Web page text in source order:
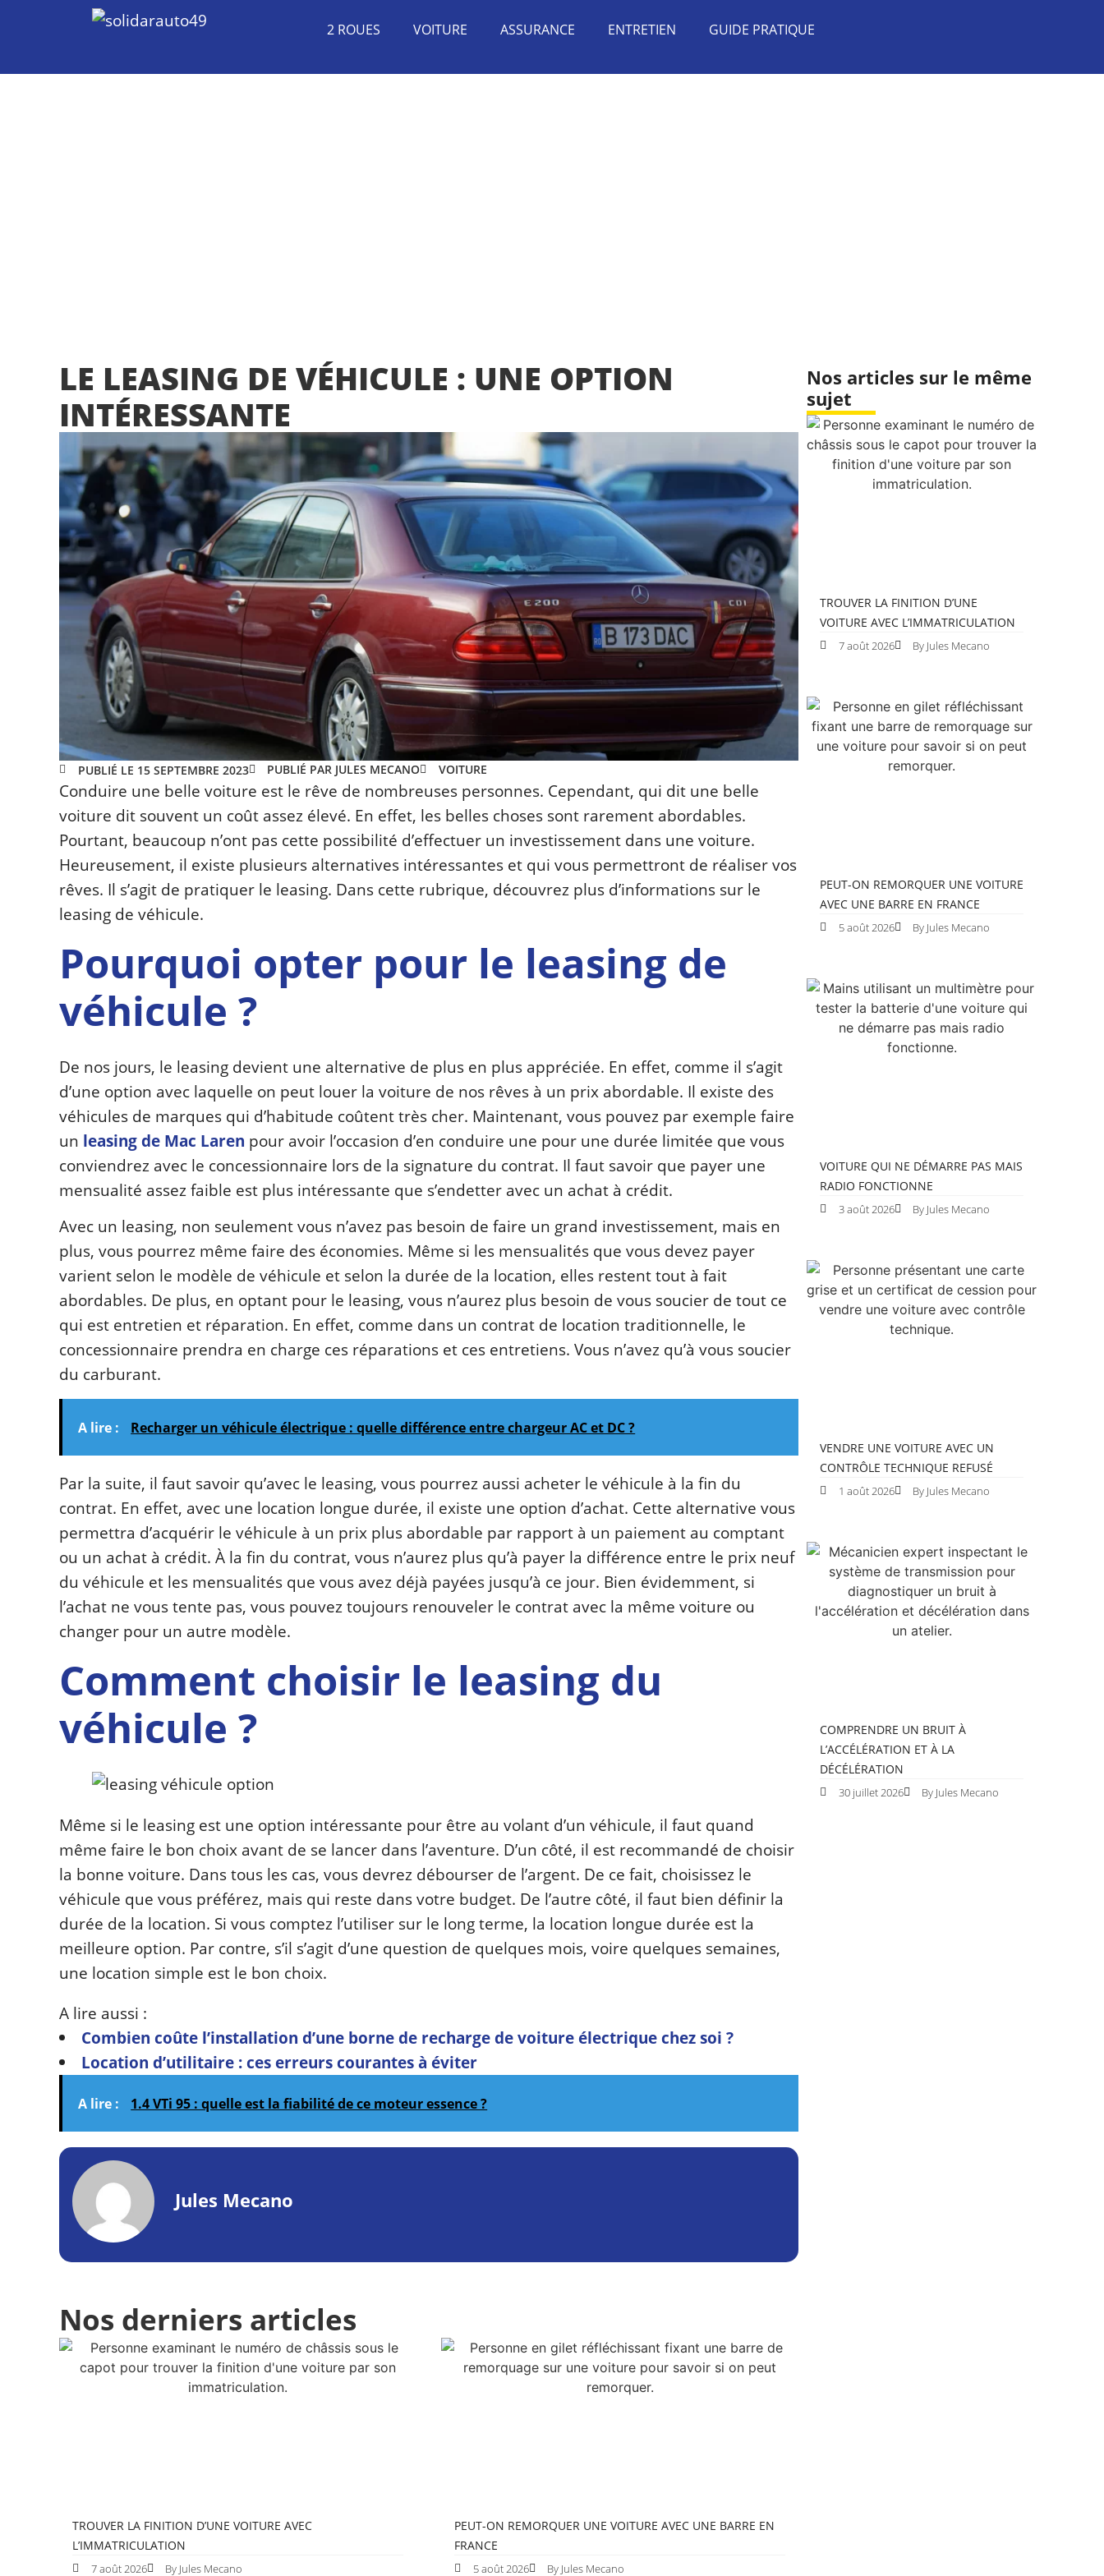
2 ROUES VOITURE ASSURANCE ENTRETIEN GUIDE PRATIQUE
LE LEASING DE VÉHICULE : UNE OPTION
INTÉRESSANTE
PUBLIÉ LE 15 SEPTEMBRE 2023 PUBLIÉ PAR JULES MECANO VOITURE
Conduire une belle voiture est le rêve de nombreuses personnes. Cependant, qui dit une belle
voiture dit souvent un coût assez élevé. En effet, les belles choses sont rarement abordables.
Pourtant, beaucoup n’ont pas cette possibilité d’effectuer un investissement dans une voiture.
Heureusement, il existe plusieurs alternatives intéressantes et qui vous permettront de réaliser vos
rêves. Il s’agit de pratiquer le leasing. Dans cette rubrique, découvrez plus d’informations sur le
leasing de véhicule.
Pourquoi opter pour le leasing de
véhicule ?
De nos jours, le leasing devient une alternative de plus en plus appréciée. En effet, comme il s’agit
d’une option avec laquelle on peut louer la voiture de nos rêves à un prix abordable. Il existe des
véhicules de marques qui d’habitude coûtent très cher. Maintenant, vous pouvez par exemple faire
un leasing de Mac Laren pour avoir l’occasion d’en conduire une pour une durée limitée que vous
conviendrez avec le concessionnaire lors de la signature du contrat. Il faut savoir que payer une
mensualité assez faible est plus intéressante que s’endetter avec un achat à crédit.
Avec un leasing, non seulement vous n’avez pas besoin de faire un grand investissement, mais en
plus, vous pourrez même faire des économies. Même si les mensualités que vous devez payer
varient selon le modèle de véhicule et selon la durée de la location, elles restent tout à fait
abordables. De plus, en optant pour le leasing, vous n’aurez plus besoin de vous soucier de tout ce
qui est entretien et réparation. En effet, comme dans un contrat de location traditionnelle, le
concessionnaire prendra en charge ces réparations et ces entretiens. Vous n’avez qu’à vous soucier
du carburant.
A lire : Recharger un véhicule électrique : quelle différence entre chargeur AC et DC ?
Par la suite, il faut savoir qu’avec le leasing, vous pourrez aussi acheter le véhicule à la fin du
contrat. En effet, avec une location longue durée, il existe une option d’achat. Cette alternative vous
permettra d’acquérir le véhicule à un prix plus abordable par rapport à un paiement au comptant
ou un achat à crédit. À la fin du contrat, vous n’aurez plus qu’à payer la différence entre le prix neuf
du véhicule et les mensualités que vous avez déjà payées jusqu’à ce jour. Bien évidemment, si
l’achat ne vous tente pas, vous pouvez toujours renouveler le contrat avec la même voiture ou
changer pour un autre modèle.
Comment choisir le leasing du
véhicule ?
Même si le leasing est une option intéressante pour être au volant d’un véhicule, il faut quand
même faire le bon choix avant de se lancer dans l’aventure. D’un côté, il est recommandé de choisir
la bonne voiture. Dans tous les cas, vous devrez débourser de l’argent. De ce fait, choisissez le
véhicule que vous préférez, mais qui reste dans votre budget. De l’autre côté, il faut bien définir la
durée de la location. Si vous comptez l’utiliser sur le long terme, la location longue durée est la
meilleure option. Par contre, s’il s’agit d’une question de quelques mois, voire quelques semaines,
une location simple est le bon choix.
A lire aussi :
Combien coûte l’installation d’une borne de recharge de voiture électrique chez soi ?
Location d’utilitaire : ces erreurs courantes à éviter
A lire : 1.4 VTi 95 : quelle est la fiabilité de ce moteur essence ?
Jules Mecano
Nos derniers articles
TROUVER LA FINITION D’UNE VOITURE AVEC
L’IMMATRICULATION
7 août 2026 By Jules Mecano
PEUT-ON REMORQUER UNE VOITURE AVEC UNE BARRE EN
FRANCE
5 août 2026 By Jules Mecano
Nos articles sur le même
sujet
TROUVER LA FINITION D’UNE
VOITURE AVEC L’IMMATRICULATION
7 août 2026 By Jules Mecano
PEUT-ON REMORQUER UNE VOITURE
AVEC UNE BARRE EN FRANCE
5 août 2026 By Jules Mecano
VOITURE QUI NE DÉMARRE PAS MAIS
RADIO FONCTIONNE
3 août 2026 By Jules Mecano
VENDRE UNE VOITURE AVEC UN
CONTRÔLE TECHNIQUE REFUSÉ
1 août 2026 By Jules Mecano
COMPRENDRE UN BRUIT À
L’ACCÉLÉRATION ET À LA
DÉCÉLÉRATION
30 juillet 2026 By Jules Mecano